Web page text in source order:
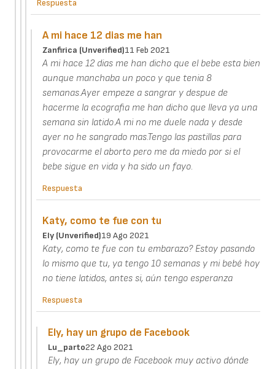
Respuesta
A mi hace 12 dias me han
Zanfirica (unverified)11 Feb 2021
A mi hace 12 dias me han dicho que el bebe esta bien
aunque manchaba un poco y que tenia 8
semanas.Ayer empeze a sangrar y despue de
hacerme la ecografia me han dicho que lleva ya una
semana sin latido.A mi no me duele nada y desde
ayer no he sangrado mas.Tengo las pastillas para
provocarme el aborto pero me da miedo por si el
bebe sigue en vida y ha sido un fayo.
Respuesta
Katy, como te fue con tu
Ely (unverified)19 Ago 2021
Katy, como te fue con tu embarazo? Estoy pasando
lo mismo que tu, ya tengo 10 semanas y mi bebé hoy
no tiene latidos, antes si, aún tengo esperanza
Respuesta
Ely, hay un grupo de Facebook
Lu_parto22 Ago 2021
Ely, hay un grupo de Facebook muy activo dónde